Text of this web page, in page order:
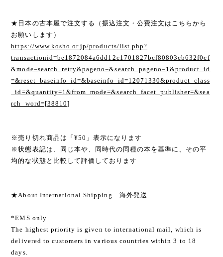
★日本の古本屋で注文する（振込注文・公費注文はこちらから
お願いします）
https://www.kosho.or.jp/products/list.php?
transactionid=be1872084a6dd12c1701827bcf80803cb632f0cf
&mode=search_retry&pageno=&search_pageno=1&product_id
=&reset_baseinfo_id=&baseinfo_id=12071330&product_class
_id=&quantity=1&from_mode=&search_facet_publisher=&sea
rch_word=[38810]
※売り切れ商品は「¥50」表示になります
※状態表記は、同じ本や、同時代の同種の本を基準に、その平
均的な状態と比較して評価しております
★About International Shipping 海外発送
*EMS only
The highest priority is given to international mail, which is
delivered to customers in various countries within 3 to 18
days.